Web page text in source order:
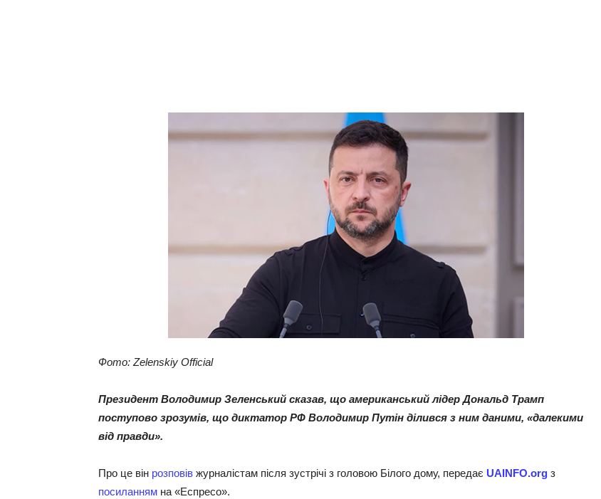
Фото: Zelenskiy Official
Президент Володимир Зеленський сказав, що американський лідер Дональд Трамп
поступово зрозумів, що диктатор РФ Володимир Путін ділився з ним даними, «далекими
від правди».
Про це він розповів журналістам після зустрічі з головою Білого дому, передає UAINFO.org з
посиланням на «Еспресо».